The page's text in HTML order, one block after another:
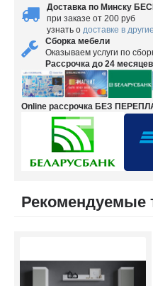
Доставка по Минску
при заказе от 200 руб
узнать о доставке в
Сборка мебели
Оказываем услуги по
Рассрочка до 24 месяцев
Online рассрочка БЕЗ
Рекомендуемые